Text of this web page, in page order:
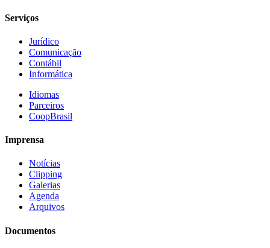
Serviços
Jurídico
Comunicação
Contábil
Informática
Idiomas
Parceiros
CoopBrasil
Imprensa
Notícias
Clipping
Galerias
Agenda
Arquivos
Documentos